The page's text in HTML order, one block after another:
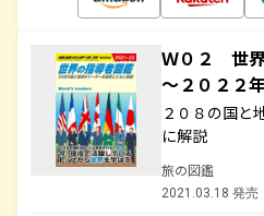
Ｗ０２ 世
～２０２２
２０８の国と
に解説
旅の図鑑
2021.03.18 発売